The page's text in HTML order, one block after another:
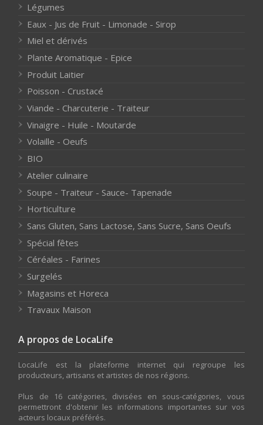
Légumes
Eaux - Jus de Fruit - Limonade - Sirop
Miel et dérivés
Plante Aromatique - Epice
Produit Laitier
Poisson - Crustacé
Viande - Charcuterie - Traiteur
Vinaigre - Huile - Moutarde
Volaille - Oeufs
BIO
Atelier culinaire
Soupe - Traiteur - Sauce- Tapenade
Horticulture
Sans Gluten, Sans Lactose, Sans Sucre, Sans Oeufs
Spécial fêtes
Céréales - Farines
Surgelés
Magasins et Horeca
Travaux Maison
A propos de LocaLife
LocaLife est la plateforme internet qui regroupe les
producteurs, artisans et artistes de nos régions.
Plus de 16 catégories, divisées en sous-catégories, vous
permettront d'obtenir les informations importantes sur vos
acteurs locaux préférés.